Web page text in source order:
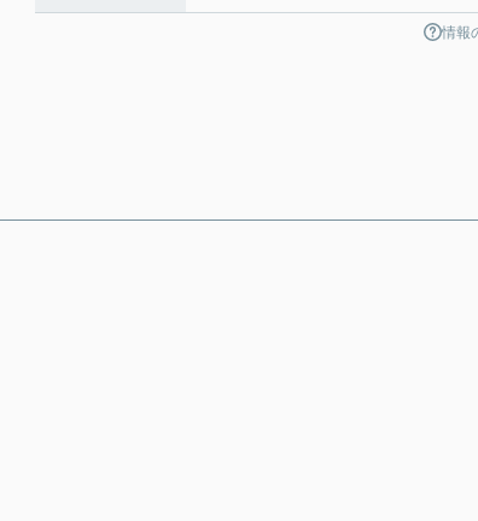
情報